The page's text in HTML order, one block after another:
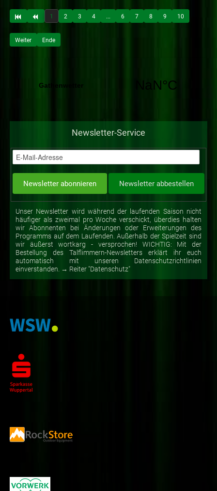
1 2 3 4 ... 6 7 8 9 10
Weiter Ende
Newsletter-Service
Unser Newsletter wird während der laufenden Saison nicht
häufiger als zweimal pro Woche verschickt, überdies halten
wir Abonnenten bei Änderungen oder Erweiterungen des
Programms auf dem Laufenden. Außerhalb der Spielzeit sind
wir äußerst wortkarg - versprochen! WICHTIG: Mit der
Bestellung des Talflimmern-Newsletters erklärt ihr euch
automatisch mit unseren Datenschutzrichtlinien
einverstanden. → Reiter "Datenschutz"